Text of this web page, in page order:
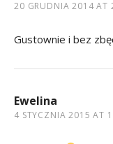
20 GRUDNIA 2014 AT
Gustownie i bez
Ewelina
4 STYCZNIA 2015 AT